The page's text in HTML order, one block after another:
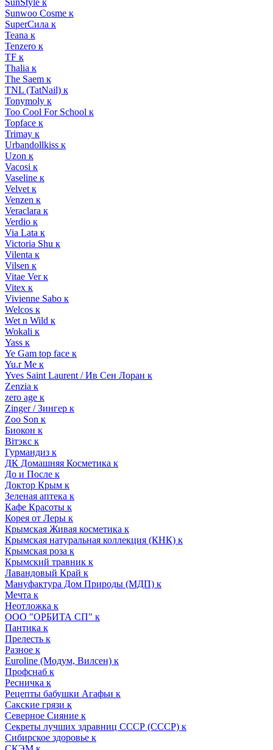
SunStyle к
Sunwoo Cosme к
SuperСила к
Teana к
Tenzero к
TF к
Thalia к
The Saem к
TNL (TatNail) к
Tonymoly к
Too Cool For School к
Topface к
Trimay к
Urbandollkiss к
Uzon к
Vacosi к
Vaseline к
Velvet к
Venzen к
Veraclara к
Verdio к
Via Lata к
Victoria Shu к
Vilenta к
Vilsen к
Vitae Ver к
Vitex к
Vivienne Sabo к
Welcos к
Wet n Wild к
Wokali к
Yass к
Ye Gam top face к
Yu.r Me к
Yves Saint Laurent / Ив Сен Лоран к
Zenzia к
zero age к
Zinger / Зингер к
Zoo Son к
Биокон к
Вiтэкс к
Гурмандиз к
ДК Домашняя Косметика к
До и После к
Доктор Крым к
Зеленая аптека к
Кафе Красоты к
Корея от Леры к
Крымская Живая косметика к
Крымская натуральная коллекция (КНК) к
Крымская роза к
Крымский травник к
Лавандовый Край к
Мануфактура Дом Природы (МДП) к
Мечта к
Неотложка к
ООО "ОРБИТА СП" к
Пантика к
Прелесть к
Разное к
Euroline (Модум, Вилсен) к
Профснаб к
Ресничка к
Рецепты бабушки Агафьи к
Сакские грязи к
Северное Сияние к
Секреты лучших здравниц СССР (СССР) к
Сибирское здоровье к